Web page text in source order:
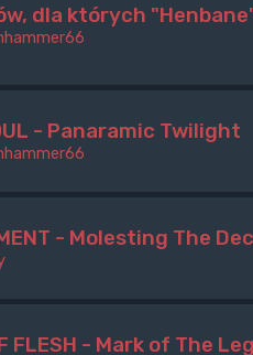
dla których
- Panaramic Twilight
- Molesting The
FLESH - Mark of The